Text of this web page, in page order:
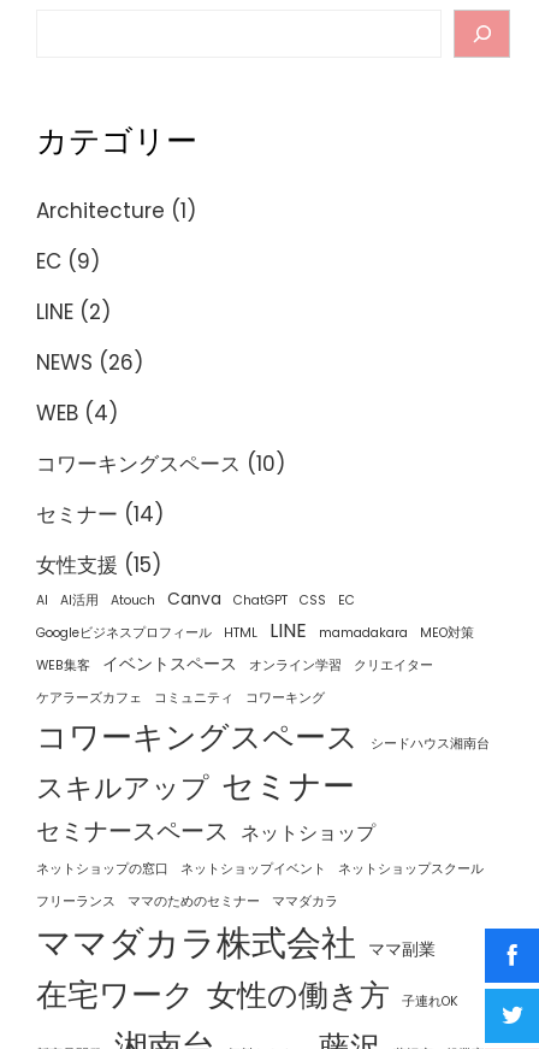
カテゴリー
Architecture (1)
EC (9)
LINE (2)
NEWS (26)
WEB (4)
コワーキングスペース (10)
セミナー (14)
女性支援 (15)
AI AI活用 Atouch Canva ChatGPT CSS
EC
Googleビジネスプロフィール
HTML LINE mamadakara
MEO対策
WEB集客
イベントスペース オンライン学習
クリエイター
ケアラーズカフェ
コミュニティ コワーキング
コワーキングスペース シードハウス湘南台
スキルアップ セミナー
セミナースペース ネットショップ
ネットショップの窓口 ネットショップイベント
ネットショップスクール
フリーランス
ママのためのセミナー ママダカラ
ママダカラ株式会社 ママ副業
在宅ワーク 女性の働き方 子連れOK